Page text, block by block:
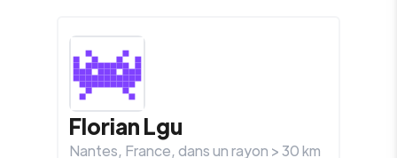
Florian Lgu
Nantes, France, dans un rayon >30km